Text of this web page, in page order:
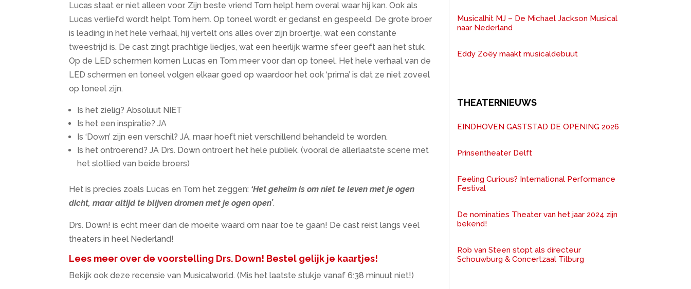
Lucas staat er niet alleen voor. Zijn beste vriend Tom helpt hem overal waar hij kan. Ook als
Lucas verliefd wordt helpt Tom hem. Op toneel wordt er gedanst en gespeeld. De grote broer
is leading in het hele verhaal, hij vertelt ons alles over zijn broertje, wat een constante
tweestrijd is. De cast zingt prachtige liedjes, wat een heerlijk warme sfeer geeft aan het stuk.
Op de LED schermen komen Lucas en Tom meer voor dan op toneel. Het hele verhaal van de
LED schermen en toneel volgen elkaar goed op waardoor het ook ‘prima’ is dat ze niet zoveel
op toneel zijn.
Is het zielig? Absoluut NIET
Is het een inspiratie? JA
Is ‘Down’ zijn een verschil? JA, maar hoeft niet verschillend behandeld te worden.
Is het ontroerend? JA Drs. Down ontroert het hele publiek. (vooral de allerlaatste scene met
het slotlied van beide broers)
Het is precies zoals Lucas en Tom het zeggen: ‘Het geheim is om niet te leven met je ogen
dicht, maar altijd te blijven dromen met je ogen open’.
Drs. Down! is echt meer dan de moeite waard om naar toe te gaan! De cast reist langs veel
theaters in heel Nederland!
Lees meer over de voorstelling Drs. Down! Bestel gelijk je kaartjes!
Bekijk ook deze recensie van Musicalworld. (Mis het laatste stukje vanaf 6:38 minuut niet!)
Musicalhit MJ – De Michael Jackson Musical
naar Nederland
Eddy Zoëy maakt musicaldebuut
THEATERNIEUWS
EINDHOVEN GASTSTAD DE OPENING 2026
Prinsentheater Delft
Feeling Curious? International Performance
Festival
De nominaties Theater van het jaar 2024 zijn
bekend!
Rob van Steen stopt als directeur
Schouwburg & Concertzaal Tilburg